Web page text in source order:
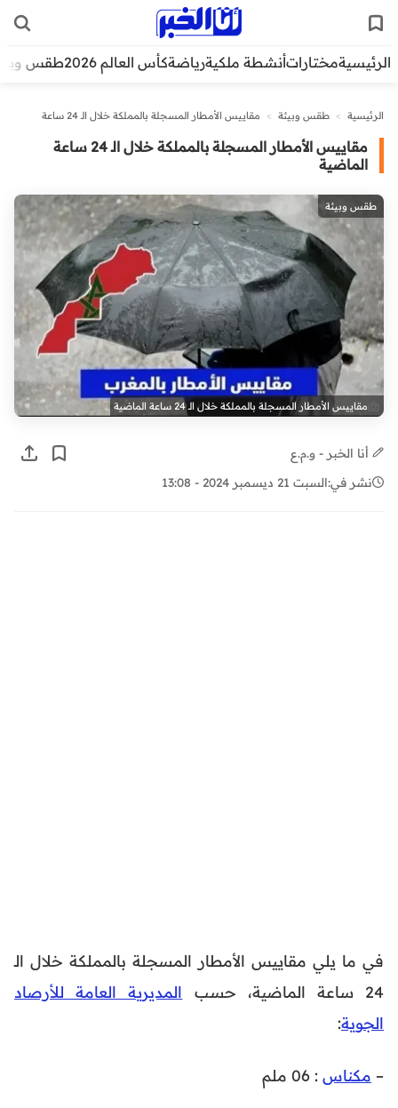
الرئيسيةمختاراتأنشطة ملكيةرياضةكأس العالم 2026 طقس
الرئيسية > طقس وبيئة >
مقاييس الأمطار المسجلة بالمملكة خلال الـ 24 ساعة
مقاييس الأمطار المسجلة بالمملكة خلال الـ 24 ساعة
الماضية
طقس وبيئة
مقاييس الأمطار المسجلة بالمملكة خلال الـ 24 ساعة الماضية
أنا الخبر - و.م.ع
نشر في:السبت 21 ديسمبر 2024 - 13:08
في ما يلي مقاييس الأمطار المسجلة بالمملكة خلال الـ
24 ساعة الماضية، حسب
المديرية العامة للأرصاد
الجوية:
– مكناس : 06 ملم